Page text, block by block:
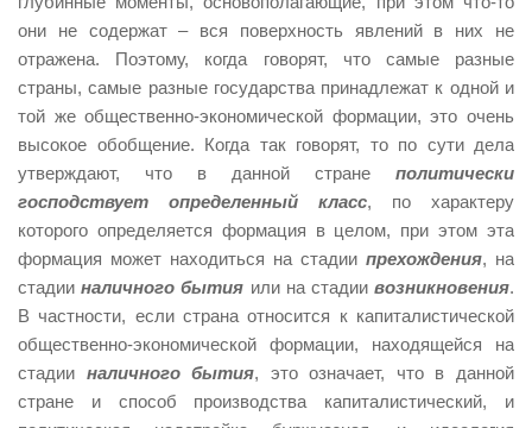
они не содержат – вся поверхность явлений в них не
отражена. Поэтому, когда говорят, что самые разные
страны, самые разные государства принадлежат к одной и
той же общественно-экономической формации, это очень
высокое обобщение. Когда так говорят, то по сути дела
утверждают, что в данной стране политически
господствует определенный класс, по характеру
которого определяется формация в целом, при этом эта
формация может находиться на стадии прехождения, на
стадииналичного бытия или на стадиивозникновения.
В частности, если страна относится к капиталистической
общественно-экономической формации, находящейся на
стадии наличного бытия, это означает, что в данной
стране и способ производства капиталистический, и